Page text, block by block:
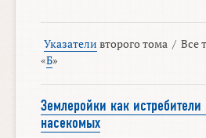
Указатели второго тома / Все
«Б»
Землеройки как
насекомых